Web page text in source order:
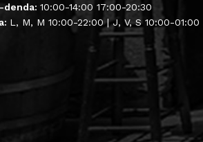
denda: 10:00-14:00 17:00-20:30
L, M, M 10:00-22:00 | J, V, S 10:00-01:00